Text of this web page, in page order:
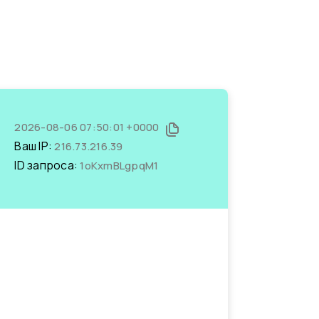
2026-08-06 07:50:01 +0000
Ваш IP:216.73.216.39
ID запроса:1oKxmBLgpqM1